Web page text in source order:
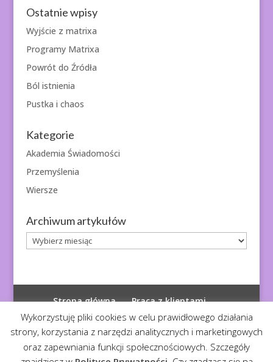
Ostatnie wpisy
Wyjście z matrixa
Programy Matrixa
Powrót do Źródła
Ból istnienia
Pustka i chaos
Kategorie
Akademia Świadomości
Przemyślenia
Wiersze
Archiwum artykułów
Archiwum
artykułów
Strona główna
Praca z klientami
Polityka prywatności
Wykorzystuję pliki cookies w celu prawidłowego działania
strony, korzystania z narzędzi analitycznych i marketingowych
oraz zapewniania funkcji społecznościowych. Szczegóły